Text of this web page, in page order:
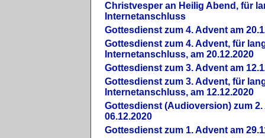
Christvesper an Heilig Abend, für
Internetanschluss
Gottesdienst zum 4. Advent am
Gottesdienst zum 4. Advent, für
Internetanschluss, am 20.12.2020
Gottesdienst zum 3. Advent am
Gottesdienst zum 3. Advent, für
Internetanschluss, am 12.12.2020
Gottesdienst (Audioversion) zum 2.
06.12.2020
Gottesdienst zum 1. Advent am